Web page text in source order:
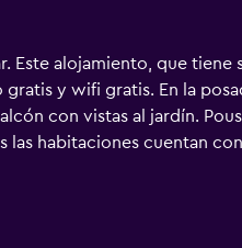
Este alojamiento, que
y wifi gratis. En la
con vistas al jardín.
habitaciones cuentan
Urubici y alrededores,